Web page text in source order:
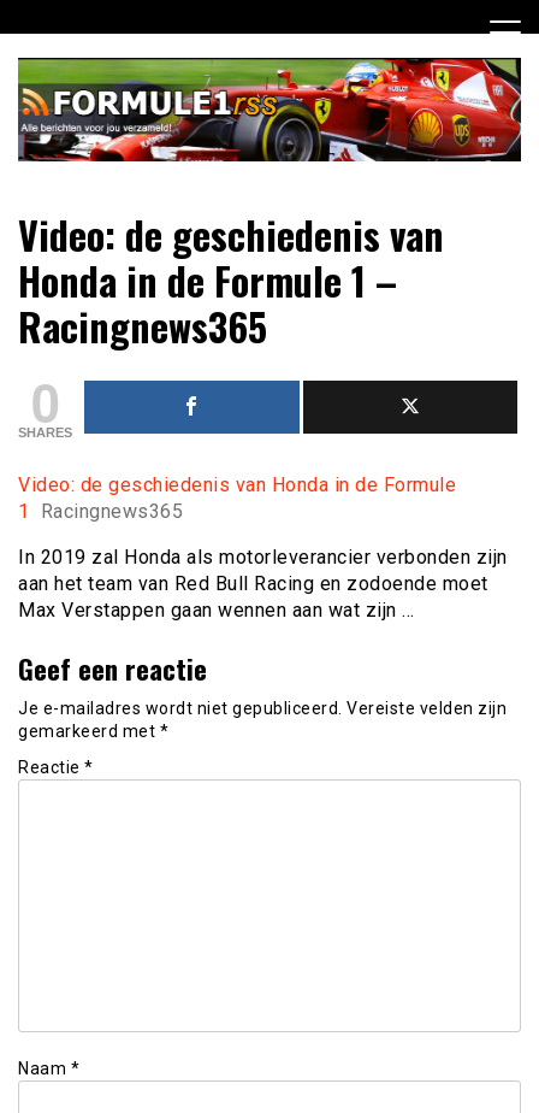
naar
inhoud
Formule 1 RSS
verzameld!
Video: de geschiedenis van
Honda in de Formule 1 –
Racingnews365
0
SHARES
Video: de geschiedenis van Honda in de Formule
1
Racingnews365
In 2019 zal Honda als motorleverancier verbonden zijn
aan het team van Red Bull Racing en zodoende moet
Max Verstappen gaan wennen aan wat zijn …
Geef een reactie
Je e-mailadres wordt niet gepubliceerd. Vereiste velden zijn
gemarkeerd met *
Reactie *
Naam *